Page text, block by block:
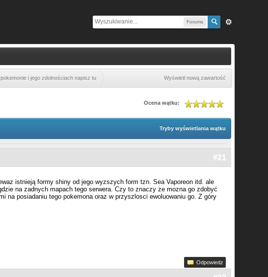
Forums
i jego zdolnościach napisz tu Wyświetl nową zawartość
Ocena wątku:
Tryby wyświetlania wątku
#21
istnieją formy shiny od jego wyzszych form tzn. Sea Vaporeon itd. ale
na zadnych mapach tego serwera. Czy to znaczy ze mozna go zdobyć
na posiadaniu tego pokemona oraz w przyszlosci ewoluowaniu go. Z góry
Odpowiedz